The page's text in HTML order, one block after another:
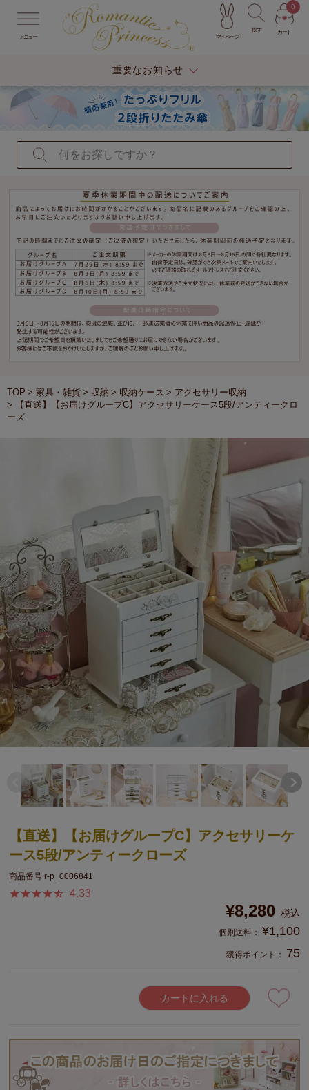
メニュー マイページ
探す カート
0
重要なお知らせ
TOP 家具・雑貨 収納 収納ケース
アクセサリー収納
【直送】【お届けグループC】アクセサリーケース5段/アンティークロ
ーズ
【直送】【お届けグループC】アクセサリーケ
ース5段/アンティークローズ
商品番号 r-p_0006841
4.33
¥8,280 税込
¥1,100
獲得ポイント： 75
カートに入れる